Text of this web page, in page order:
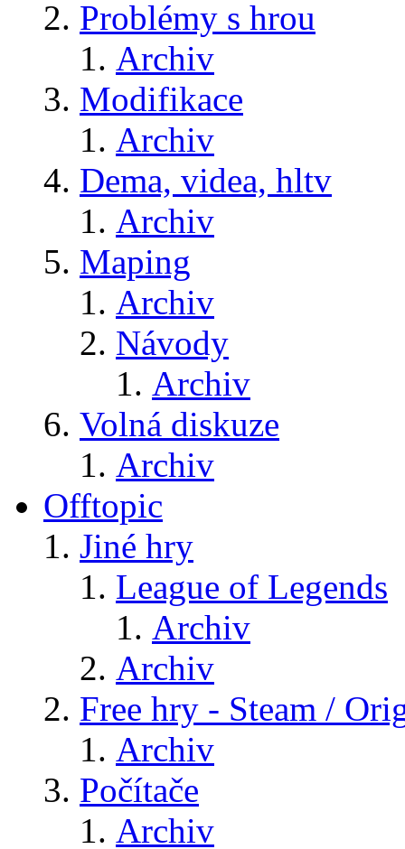
Problémy s hrou
Archiv
Modifikace
Archiv
Dema, videa, hltv
Archiv
Maping
Archiv
Návody
Archiv
Volná diskuze
Archiv
Offtopic
Jiné hry
League of Legends
Archiv
Archiv
Free hry - Steam /
Archiv
Počítače
Archiv